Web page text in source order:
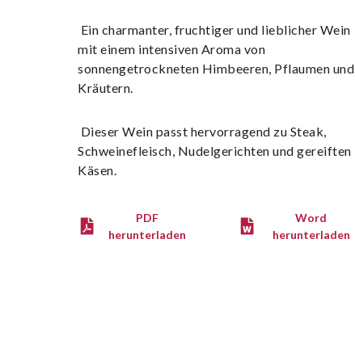
Ein charmanter, fruchtiger und lieblicher Wein
mit einem intensiven Aroma von
sonnengetrockneten Himbeeren, Pflaumen und
Kräutern.
Dieser Wein passt hervorragend zu Steak,
Schweinefleisch, Nudelgerichten und gereiften
Käsen.
PDF
herunterladen
Word
herunterladen